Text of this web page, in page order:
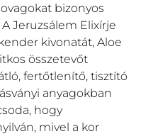
bizonyos
Jeruzsálem Elixírje
kivonatát, Aloe
összetevőt
fertőtlenítő, tisztító
anyagokban
hogy
mivel a kor